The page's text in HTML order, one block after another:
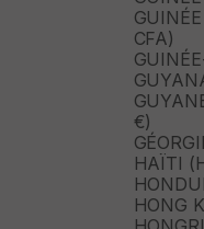
CFA)
€)
HAÏTI
HONG